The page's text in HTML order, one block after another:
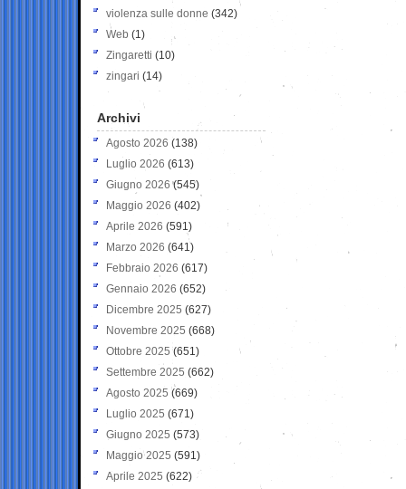
violenza sulle donne (342)
Web (1)
Zingaretti (10)
zingari (14)
Archivi
Agosto 2026 (138)
Luglio 2026 (613)
Giugno 2026 (545)
Maggio 2026 (402)
Aprile 2026 (591)
Marzo 2026 (641)
Febbraio 2026 (617)
Gennaio 2026 (652)
Dicembre 2025 (627)
Novembre 2025 (668)
Ottobre 2025 (651)
Settembre 2025 (662)
Agosto 2025 (669)
Luglio 2025 (671)
Giugno 2025 (573)
Maggio 2025 (591)
Aprile 2025 (622)